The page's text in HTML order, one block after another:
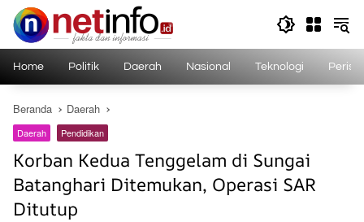
Langsung
konten
Home Politik Daerah Nasional Teknologi
Beranda Daerah
Daerah Pendidikan
Korban Kedua Tenggelam di Sungai
Batanghari Ditemukan, Operasi SAR
Ditutup